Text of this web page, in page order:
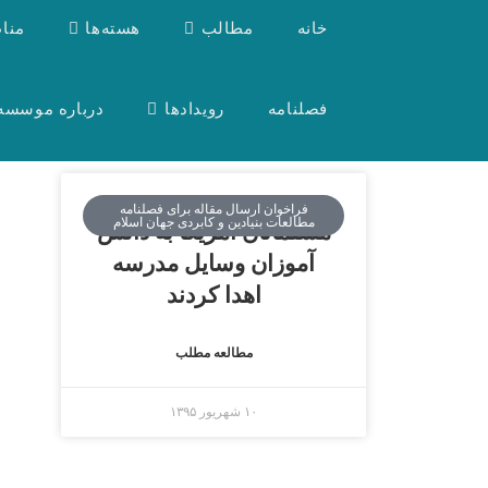
خانه مطالب هسته‌ها
فصلنامه رویدادها درباره
فراخوان ارسال مقاله برای فصلنامه
مطالعات بنیادین و کابردی جهان اسلام
مسلمانان آمریکا به دانش
آموزان وسایل مدرسه
اهدا کردند
مطالعه مطلب
۱۰ شهریور ۱۳۹۵